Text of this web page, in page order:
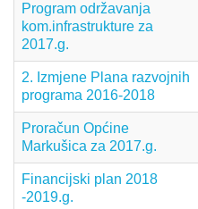
Program održavanja
kom.infrastrukture za
2017.g.
2. Izmjene Plana razvojnih
programa 2016-2018
Proračun Općine
Markušica za 2017.g.
Financijski plan 2018
-2019.g.